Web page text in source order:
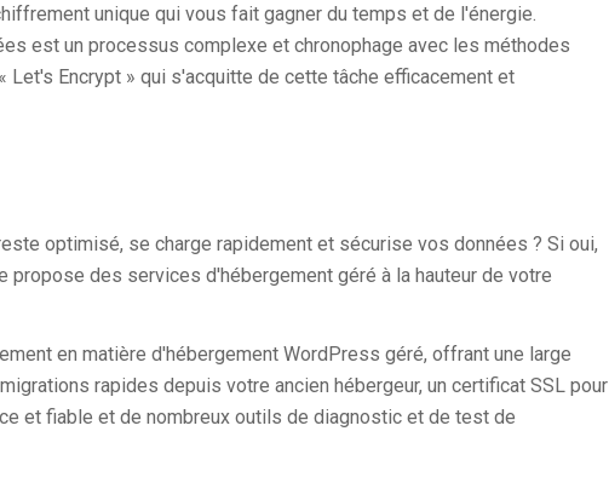
unique qui vous fait gagner du temps et de l'énergie.
est un processus complexe et chronophage avec les méthodes
Let's Encrypt » qui s'acquitte de cette tâche efficacement et
optimisé, se charge rapidement et sécurise vos données ? Si oui,
propose des services d'hébergement géré à la hauteur de votre
en matière d'hébergement WordPress géré, offrant une large
rapides depuis votre ancien hébergeur, un certificat SSL pour
et fiable et de nombreux outils de diagnostic et de test de